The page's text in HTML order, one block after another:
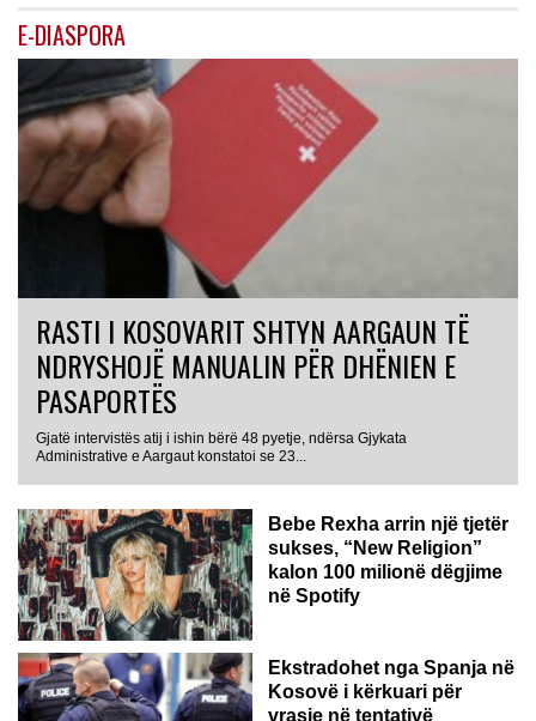
E-DIASPORA
RASTI I KOSOVARIT SHTYN AARGAUN TË
NDRYSHOJË MANUALIN PËR DHËNIEN E
PASAPORTËS
Gjatë intervistës atij i ishin bërë 48 pyetje, ndërsa Gjykata
Administrative e Aargaut konstatoi se 23...
Bebe Rexha arrin një tjetër
sukses, “New Religion”
kalon 100 milionë dëgjime
në Spotify
Ekstradohet nga Spanja në
Kosovë i kërkuari për
vrasje në tentativë